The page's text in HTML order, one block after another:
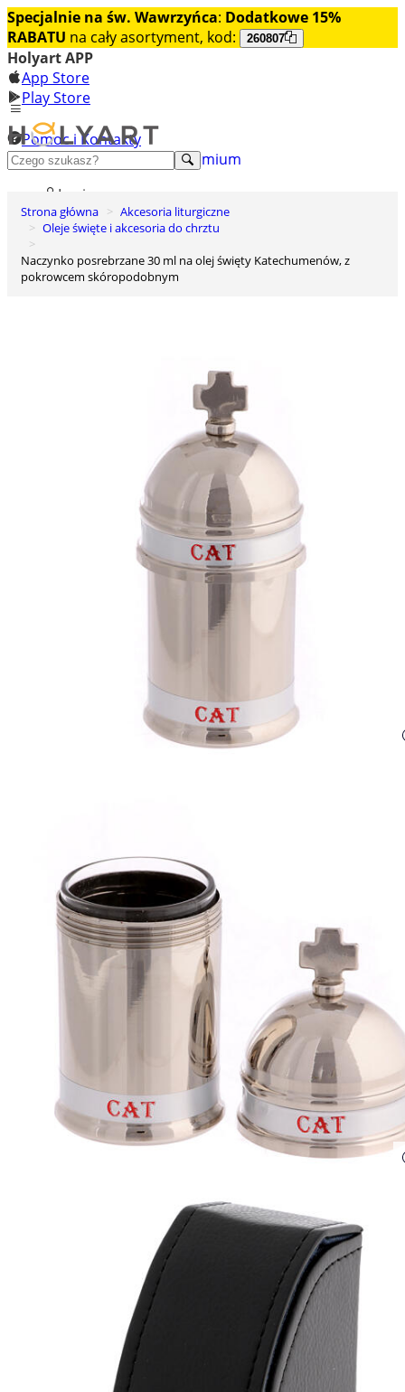
Specjalnie na św. Wawrzyńca: Dodatkowe 15%
RABATU na cały asortyment, kod: 260807
Holyart APP
App Store
Play Store
Pomoc i Kontakty
+48 222 922 860
Odkryj premium
Login
Lista życzeń
Koszyk
Strona główna
Akcesoria liturgiczne
Oleje święte i akcesoria do chrztu
Naczynko posrebrzane 30 ml na olej święty Katechumenów, z
pokrowcem skóropodobnym